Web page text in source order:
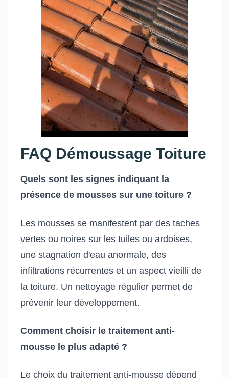
FAQ Démoussage Toiture
Quels sont les signes indiquant la
présence de mousses sur une toiture ?
Les mousses se manifestent par des taches
vertes ou noires sur les tuiles ou ardoises,
une stagnation d'eau anormale, des
infiltrations récurrentes et un aspect vieilli de
la toiture. Un nettoyage régulier permet de
prévenir leur développement.
Comment choisir le traitement anti-
mousse le plus adapté ?
Le choix du traitement anti-mousse dépend